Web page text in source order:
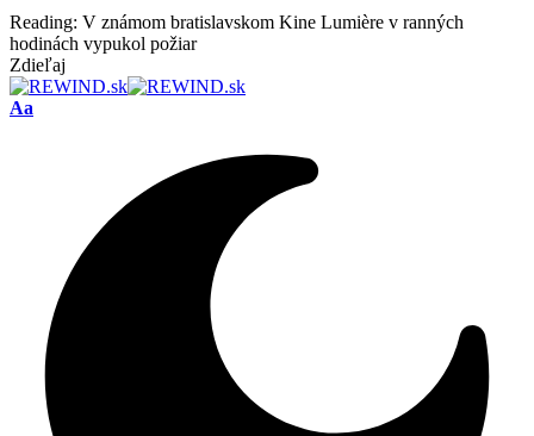
Reading: V známom bratislavskom Kine Lumière v ranných
hodinách vypukol požiar
Zdieľaj
Font
Aa